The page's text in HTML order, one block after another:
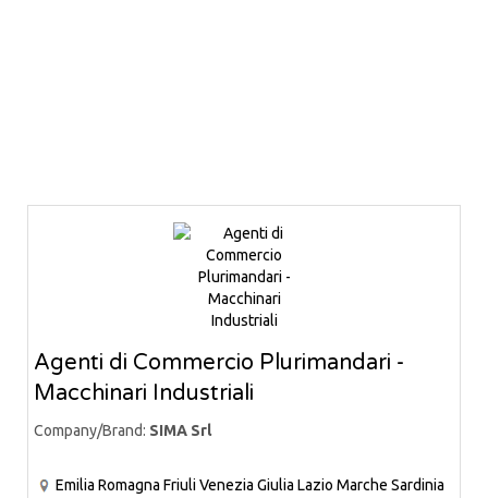
Agenti di Commercio Plurimandari -
Macchinari Industriali
Company/Brand: SIMA Srl
Emilia Romagna Friuli Venezia Giulia Lazio Marche Sardinia